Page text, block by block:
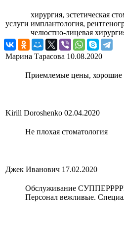
услуги
хирургия, эстетическая
имплантология,
челюстно-лицевая
Марина Тарасова 10.08.2020
Приемлемые цены, хорошие
Kirill Doroshenko 02.04.2020
Не плохая стоматология
Джек Иванович 17.02.2020
Обслуживание
Персонал вежливые.